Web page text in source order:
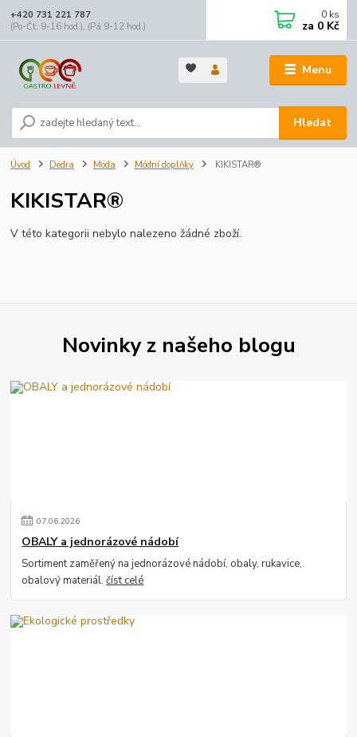
Menu
Hledat
+420 731 221 787
(Po-Čt, 9-16 hod.), (Pá 9-12 hod.)
0 ks
za 0 Kč
Úvod Dedra Móda Módní doplňky KIKISTAR®
KIKISTAR®
V této kategorii nebylo nalezeno žádné zboží.
Novinky z našeho blogu
07.06.2026
OBALY a jednorázové nádobí
Sortiment zaměřený na jednorázové nádobí, obaly, rukavice,
obalový materiál.číst celé